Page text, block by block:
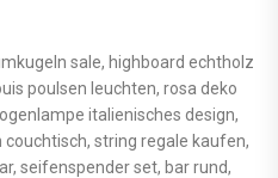
sale, highboard echtholz
poulsen leuchten, rosa deko
italienisches design,
string regale kaufen,
seifenspender set, bar rund,